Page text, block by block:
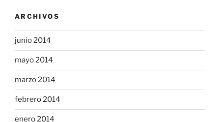
ARCHIVOS
junio 2014
mayo 2014
marzo 2014
febrero 2014
enero 2014